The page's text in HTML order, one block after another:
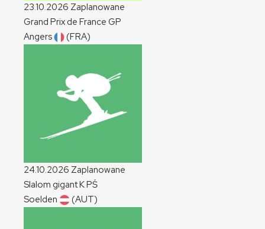
23.10.2026 Zaplanowane
Grand Prix de France GP
Angers
(FRA)
24.10.2026 Zaplanowane
Slalom gigantKPŚ
Soelden
(AUT)